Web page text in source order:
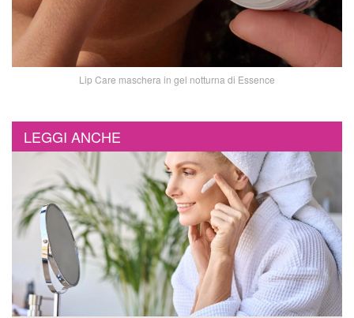
Lip Care maschera in gel notturna di Essence
LEGGI ANCHE